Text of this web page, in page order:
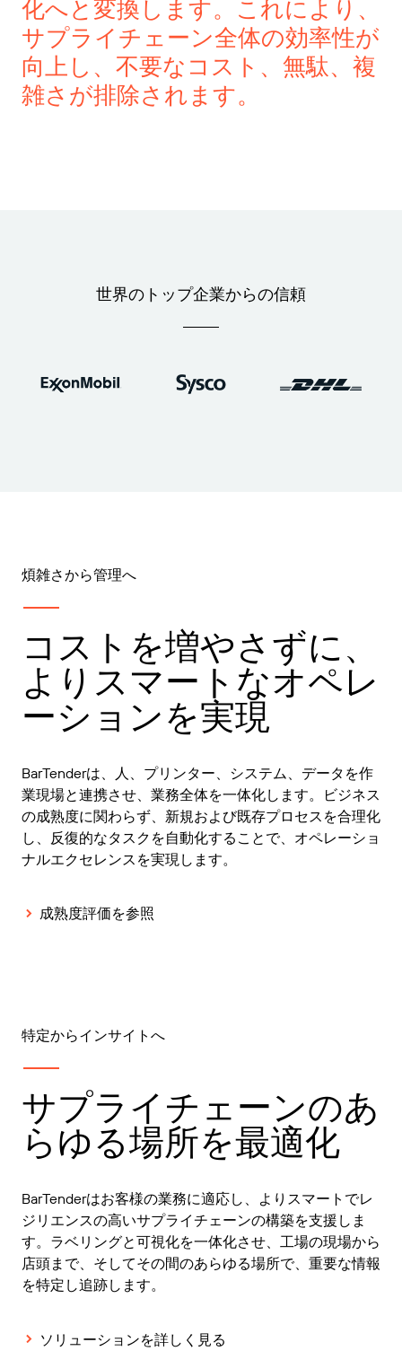
化へと変換します。これにより、
サプライチェーン全体の効率性が
向上し、不要なコスト、無駄、複
雑さが排除されます。
世界のトップ企業からの信頼
煩雑さから管理へ
コストを増やさずに、
よりスマートなオペレ
ーションを実現
BarTenderは、人、プリンター、システム、データを作
業現場と連携させ、業務全体を一体化します。ビジネス
の成熟度に関わらず、新規および既存プロセスを合理化
し、反復的なタスクを自動化することで、オペレーショ
ナルエクセレンスを実現します。
成熟度評価を参照
特定からインサイトへ
サプライチェーンのあ
らゆる場所を最適化
BarTenderはお客様の業務に適応し、よりスマートでレ
ジリエンスの高いサプライチェーンの構築を支援しま
す。ラベリングと可視化を一体化させ、工場の現場から
店頭まで、そしてその間のあらゆる場所で、重要な情報
を特定し追跡します。
ソリューションを詳しく見る